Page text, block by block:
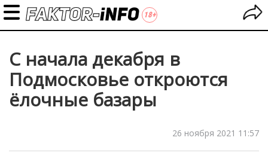
С начала декабря в
Подмосковье откроются
ёлочные базары
26 ноября 2021 11:57